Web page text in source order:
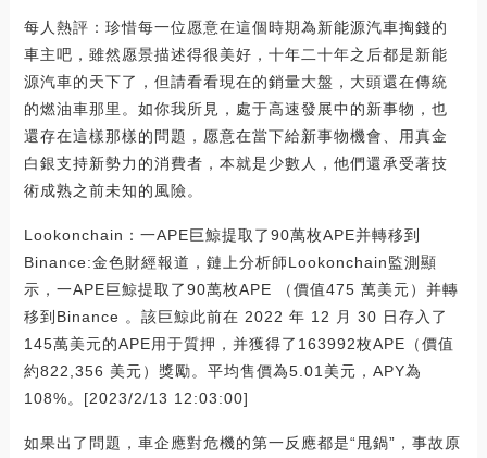
每人熱評：珍惜每一位愿意在這個時期為新能源汽車掏錢的
車主吧，雖然愿景描述得很美好，十年二十年之后都是新能
源汽車的天下了，但請看看現在的銷量大盤，大頭還在傳統
的燃油車那里。如你我所見，處于高速發展中的新事物，也
還存在這樣那樣的問題，愿意在當下給新事物機會、用真金
白銀支持新勢力的消費者，本就是少數人，他們還承受著技
術成熟之前未知的風險。
Lookonchain：一APE巨鯨提取了90萬枚APE并轉移到
Binance:金色財經報道，鏈上分析師Lookonchain監測顯
示，一APE巨鯨提取了90萬枚APE （價值475 萬美元）并轉
移到Binance 。該巨鯨此前在 2022 年 12 月 30 日存入了
145萬美元的APE用于質押，并獲得了163992枚APE（價值
約822,356 美元）獎勵。平均售價為5.01美元，APY為
108%。[2023/2/13 12:03:00]
如果出了問題，車企應對危機的第一反應都是“甩鍋”，事故原